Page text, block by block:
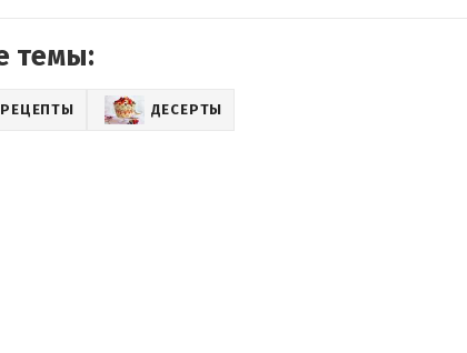
темы:
ДЕСЕРТЫ